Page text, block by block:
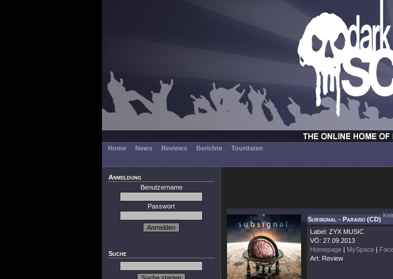
Home News Reviews Berichte
Tourdaten
Anmeldung
Benutzername
Passwort
Suche
Subsignal - Paraiso (CD)
Label: ZYX MUSIC
VÖ: 27.09.2013
Homepage | MySpace |
Art: Review